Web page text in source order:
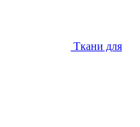
Ткани для